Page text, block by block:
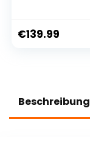
Station Fitness
Trainings
€139.99
Beschreibung